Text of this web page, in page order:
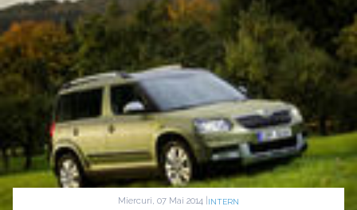
Miercuri, 07 Mai 2014 | INTERN